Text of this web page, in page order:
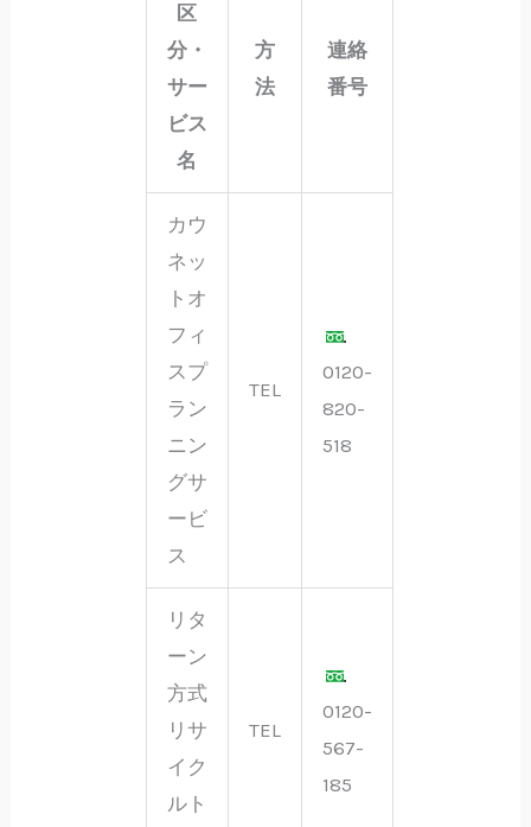
区
分・
サー
ビス
名
方
法
連絡
番号
カウ
ネッ
トオ
フィ
スプ
ラン
ニン
グサ
ービ
ス
TEL
0120-
820-
518
リタ
ーン
方式
リサ
イク
ルト
TEL
0120-
567-
185